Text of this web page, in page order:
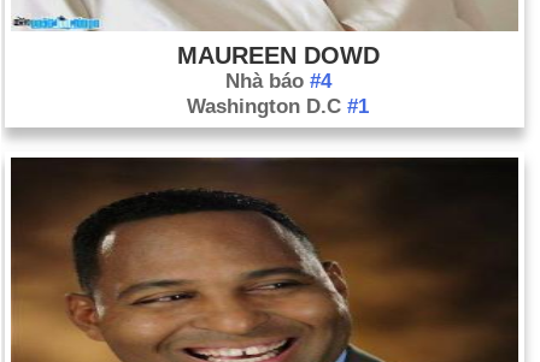
MAUREEN DOWD
Nhà báo #4
Washington D.C #1